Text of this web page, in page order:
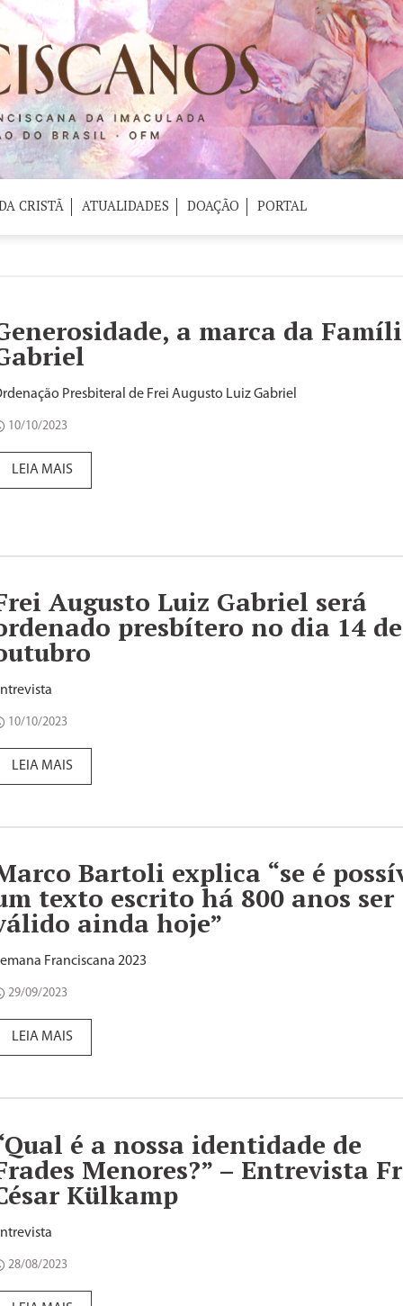
CRISTÃ ATUALIDADES DOAÇÃO PORTAL
a marca da
Presbiteral de Frei Augusto Luiz Gabriel
10/10/2023
LEIA MAIS
Augusto Luiz Gabriel será
presbítero no dia 14 de
10/10/2023
LEIA MAIS
Bartoli explica “se é
texto escrito há 800 anos ser
ainda hoje”
Franciscana 2023
29/09/2023
LEIA MAIS
é a nossa identidade de
Menores?” – Entrevista
Külkamp
28/08/2023